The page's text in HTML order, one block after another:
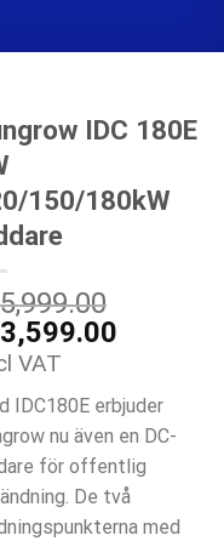
IDC 180E
150/180kW
priset
är:
VAT
IDC180E erbjuder
nu även en DC-
för offentlig
De två
med